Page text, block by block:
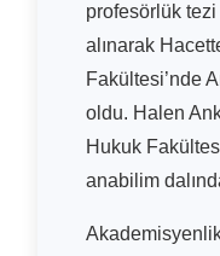
profesörlük tezi
alınarak
Fakültesi’nde
oldu. Halen
Hukuk
anabilim